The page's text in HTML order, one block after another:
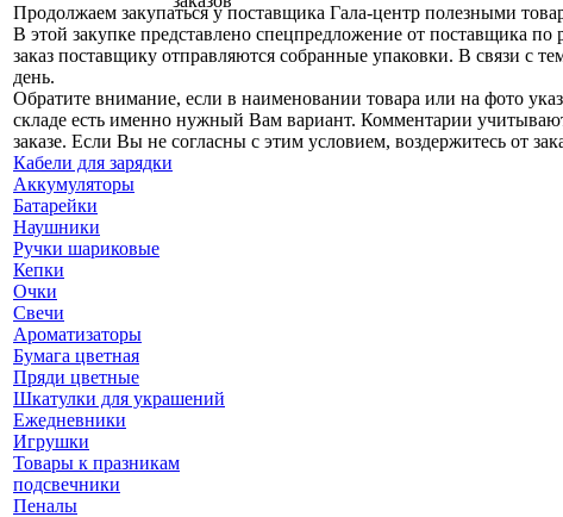
Продолжаем закупаться у поставщика Гала-центр полезными
В этой закупке представлено спецпредложение от поставщика
заказ поставщику отправляются собранные упаковки. В связи с
день.
Обратите внимание, если в наименовании товара или на фото
складе есть именно нужный Вам вариант. Комментарии
заказе. Если Вы не согласны с этим условием, воздержитесь от
Кабели для зарядки
Аккумуляторы
Батарейки
Наушники
Ручки шариковые
Кепки
Очки
Свечи
Ароматизаторы
Бумага цветная
Пряди цветные
Шкатулки для украшений
Ежедневники
Игрушки
Товары к празникам
подсвечники
Пеналы